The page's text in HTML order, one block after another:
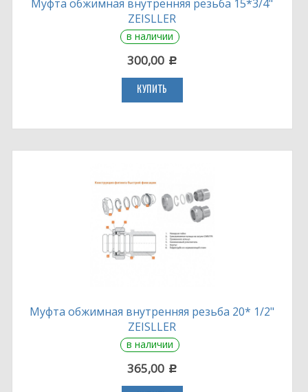
Муфта обжимная внутренняя резьба 15*3/4"
ZEISLLER
в наличии
300,00 c
КУПИТЬ
Муфта обжимная внутренняя резьба 20* 1/2"
ZEISLLER
в наличии
365,00 c